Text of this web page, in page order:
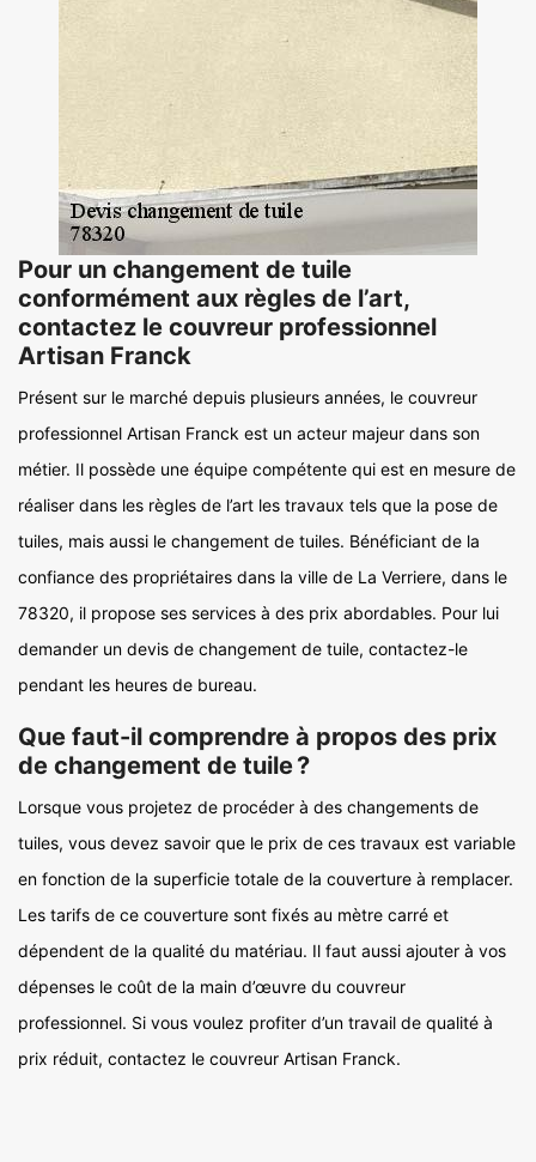
Pour un changement de tuile
conformément aux règles de l’art,
contactez le couvreur professionnel
Artisan Franck
Présent sur le marché depuis plusieurs années, le couvreur
professionnel Artisan Franck est un acteur majeur dans son
métier. Il possède une équipe compétente qui est en mesure de
réaliser dans les règles de l’art les travaux tels que la pose de
tuiles, mais aussi le changement de tuiles. Bénéficiant de la
confiance des propriétaires dans la ville de La Verriere, dans le
78320, il propose ses services à des prix abordables. Pour lui
demander un devis de changement de tuile, contactez-le
pendant les heures de bureau.
Que faut-il comprendre à propos des prix
de changement de tuile ?
Lorsque vous projetez de procéder à des changements de
tuiles, vous devez savoir que le prix de ces travaux est variable
en fonction de la superficie totale de la couverture à remplacer.
Les tarifs de ce couverture sont fixés au mètre carré et
dépendent de la qualité du matériau. Il faut aussi ajouter à vos
dépenses le coût de la main d’œuvre du couvreur
professionnel. Si vous voulez profiter d’un travail de qualité à
prix réduit, contactez le couvreur Artisan Franck.